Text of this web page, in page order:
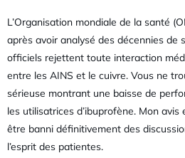
L’Organisation mondiale de la santé
après avoir analysé des décennies de
officiels rejettent toute interaction
entre les AINS et le cuivre. Vous ne
sérieuse montrant une baisse de
les utilisatrices d’ibuprofène. Mon
être banni définitivement des
l’esprit des patientes.